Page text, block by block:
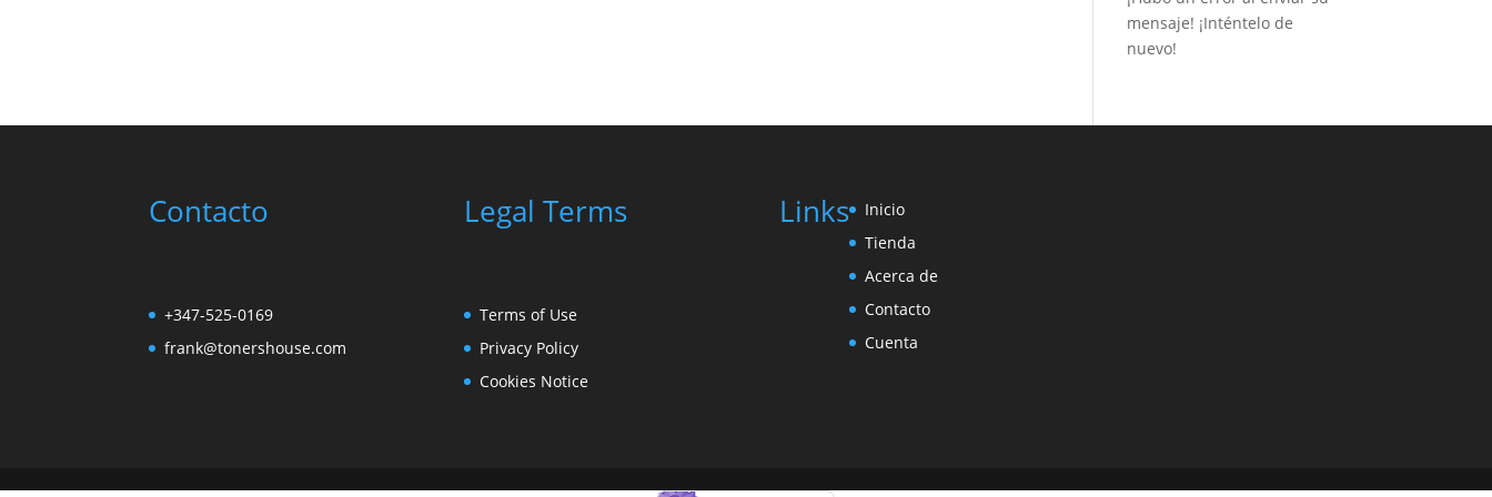
mensaje! ¡Inténtelo de
nuevo!
Contacto
+347-525-0169
frank@tonershouse.com
Legal Terms
Terms of Use
Privacy Policy
Cookies Notice
Links
Inicio
Tienda
Acerca de
Contacto
Cuenta